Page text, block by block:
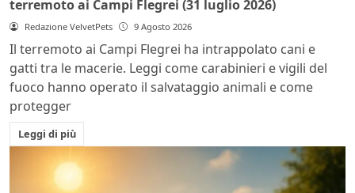
terremoto ai Campi Flegrei (31 luglio 2026)
Redazione VelvetPets 9 Agosto 2026
Il terremoto ai Campi Flegrei ha intrappolato cani e
gatti tra le macerie. Leggi come carabinieri e vigili del
fuoco hanno operato il salvataggio animali e come
protegger
Leggi di più